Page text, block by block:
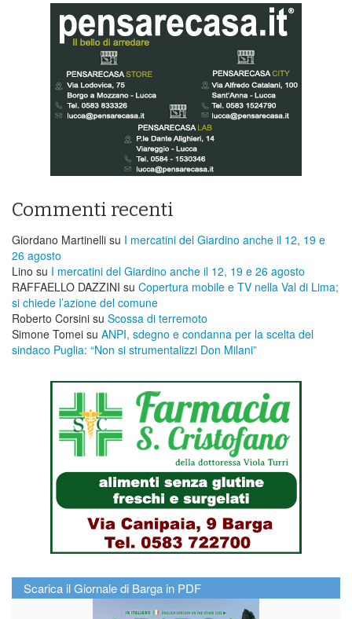
Commenti recenti
Giordano Martinelli su I mercatini del Giardino anche il 12, 19 e
26 agosto
Lino su I mercatini del Giardino anche il 12, 19 e 26 agosto
RAFFAELLO DAZZINI su ​Copertura mobile e TV nella Val di Lima;
si chiede l’azione del comune
Roberto Corsini su Scossa di terremoto
Simone Tomei su ANPI, sdegno e condanna per la scelta del
sindaco Puglia: “Non si strumentalizzi Don Milani”
Scarica il Giornale di Barga in PDF